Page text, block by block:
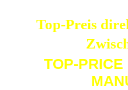
Top-Preis
TOP-PRICE